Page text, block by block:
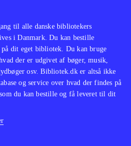
til alle danske bibliotekers
i Danmark. Du kan bestille
på dit eget bibliotek. Du kan bruge
der er udgivet af bøger, musik,
osv. Bibliotek.dk er altså ikke
og service over hvad der findes på
du kan bestille og få leveret til dit